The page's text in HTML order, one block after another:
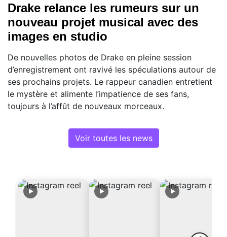
Drake relance les rumeurs sur un
nouveau projet musical avec des
images en studio
De nouvelles photos de Drake en pleine session
d’enregistrement ont ravivé les spéculations autour de
ses prochains projets. Le rappeur canadien entretient
le mystère et alimente l’impatience de ses fans,
toujours à l’affût de nouveaux morceaux.
Voir toutes les news